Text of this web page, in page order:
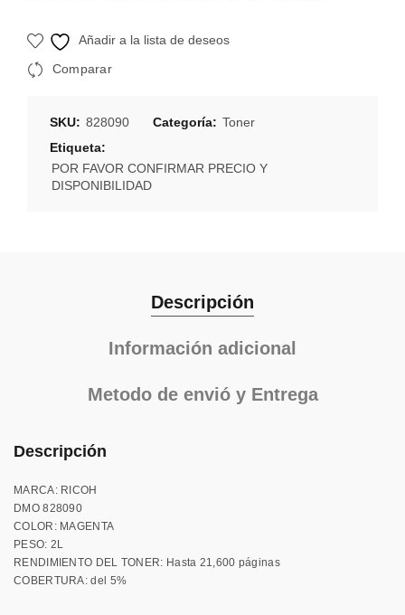
Añadir a la lista de deseos
Comparar
SKU: 828090 Categoría: Toner
Etiqueta:
POR FAVOR CONFIRMAR PRECIO Y
DISPONIBILIDAD
Descripción
Información adicional
Metodo de envió y Entrega
Descripción
MARCA: RICOH
DMO 828090
COLOR: MAGENTA
PESO: 2L
RENDIMIENTO DEL TONER: Hasta 21,600 páginas
COBERTURA: del 5%